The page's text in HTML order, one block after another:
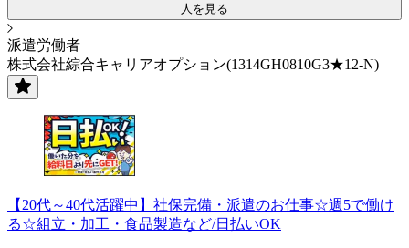
人を見る
派遣労働者
株式会社綜合キャリアオプション(1314GH0810G3★12-N)
【20代～40代活躍中】社保完備・派遣のお仕事☆週5で働け
る☆組立・加工・食品製造など/日払いOK